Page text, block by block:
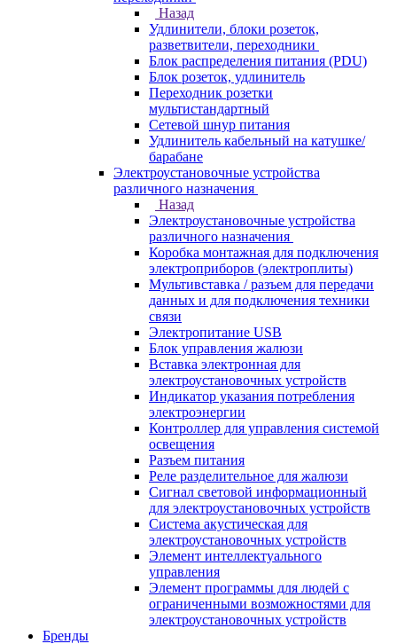
Назад
Удлинители, блоки розеток,
разветвители, переходники
Блок распределения питания (PDU)
Блок розеток, удлинитель
Переходник розетки
мультистандартный
Сетевой шнур питания
Удлинитель кабельный на катушке/
барабане
Электроустановочные устройства
различного назначения
Назад
Электроустановочные устройства
различного назначения
Коробка монтажная для подключения
электроприборов (электроплиты)
Мультивставка / разъем для передачи
данных и для подключения техники
связи
Электропитание USB
Блок управления жалюзи
Вставка электронная для
электроустановочных устройств
Индикатор указания потребления
электроэнергии
Контроллер для управления системой
освещения
Разъем питания
Реле разделительное для жалюзи
Сигнал световой информационный
для электроустановочных устройств
Система акустическая для
электроустановочных устройств
Элемент интеллектуального
управления
Элемент программы для людей с
ограниченными возможностями для
электроустановочных устройств
Бренды